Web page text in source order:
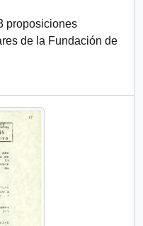
proposiciones
de la Fundación de